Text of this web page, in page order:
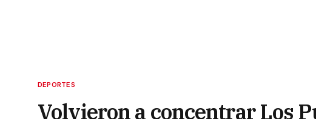
DEPORTES
Volvieron a concentrar Los